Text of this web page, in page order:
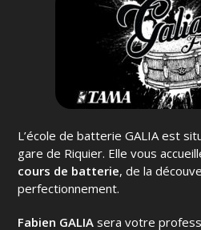
L’école de batterie GALIA est
gare de Riquier. Elle vous
cours de batterie, de la
perfectionnement.
Fabien GALIA sera votre